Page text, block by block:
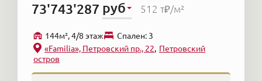
73'743'287 руб 512 т₽/м²
144м², 4/8 этаж
Cпален: 3
«Familia», Петровский пр., 22
Петровский
остров